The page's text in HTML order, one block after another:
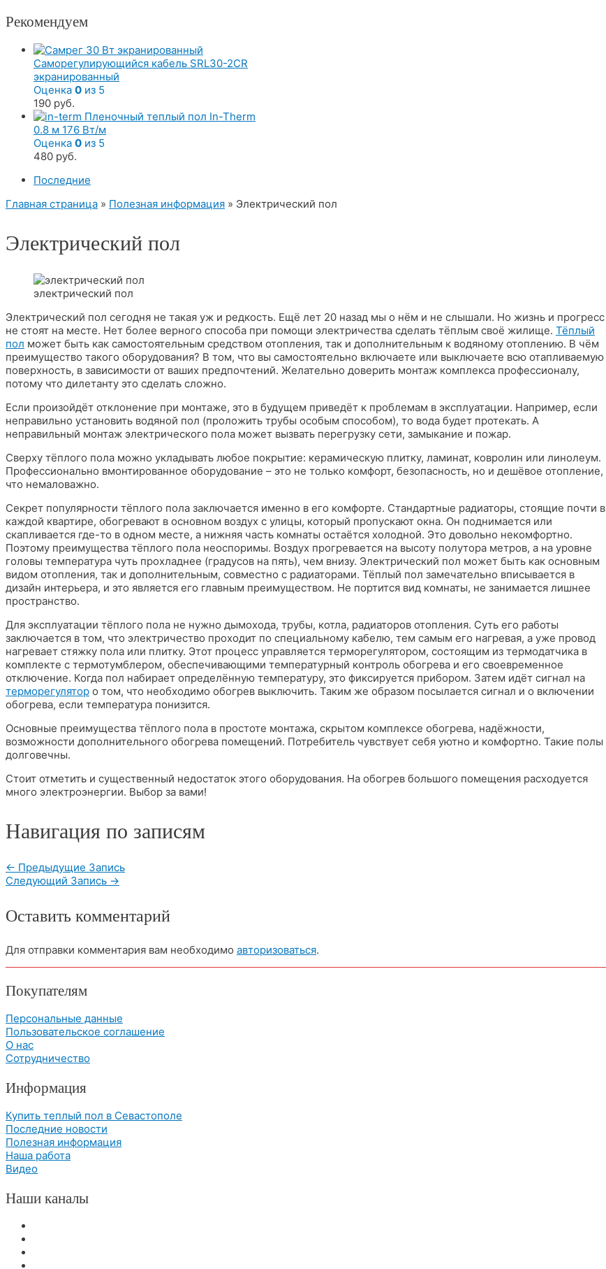
Рекомендуем
Саморегулирующийся кабель SRL30-2CR
экранированный
Оценка 0 из 5
190 руб.
Пленочный теплый пол In-Therm
0.8 м 176 Вт/м
Оценка 0 из 5
480 руб.
Последние
Главная страница » Полезная информация » Электрический пол
Электрический пол
электрический пол
Электрический пол сегодня не такая уж и редкость. Ещё лет 20 назад мы о нём и не слышали. Но жизнь и прогресс
не стоят на месте. Нет более верного способа при помощи электричества сделать тёплым своё жилище. Тёплый
пол может быть как самостоятельным средством отопления, так и дополнительным к водяному отоплению. В чём
преимущество такого оборудования? В том, что вы самостоятельно включаете или выключаете всю отапливаемую
поверхность, в зависимости от ваших предпочтений. Желательно доверить монтаж комплекса профессионалу,
потому что дилетанту это сделать сложно.
Если произойдёт отклонение при монтаже, это в будущем приведёт к проблемам в эксплуатации. Например, если
неправильно установить водяной пол (проложить трубы особым способом), то вода будет протекать. А
неправильный монтаж электрического пола может вызвать перегрузку сети, замыкание и пожар.
Сверху тёплого пола можно укладывать любое покрытие: керамическую плитку, ламинат, ковролин или линолеум.
Профессионально вмонтированное оборудование – это не только комфорт, безопасность, но и дешёвое отопление,
что немаловажно.
Секрет популярности тёплого пола заключается именно в его комфорте. Стандартные радиаторы, стоящие почти в
каждой квартире, обогревают в основном воздух с улицы, который пропускают окна. Он поднимается или
скапливается где-то в одном месте, а нижняя часть комнаты остаётся холодной. Это довольно некомфортно.
Поэтому преимущества тёплого пола неоспоримы. Воздух прогревается на высоту полутора метров, а на уровне
головы температура чуть прохладнее (градусов на пять), чем внизу. Электрический пол может быть как основным
видом отопления, так и дополнительным, совместно с радиаторами. Тёплый пол замечательно вписывается в
дизайн интерьера, и это является его главным преимуществом. Не портится вид комнаты, не занимается лишнее
пространство.
Для эксплуатации тёплого пола не нужно дымохода, трубы, котла, радиаторов отопления. Суть его работы
заключается в том, что электричество проходит по специальному кабелю, тем самым его нагревая, а уже провод
нагревает стяжку пола или плитку. Этот процесс управляется терморегулятором, состоящим из термодатчика в
комплекте с термотумблером, обеспечивающими температурный контроль обогрева и его своевременное
отключение. Когда пол набирает определённую температуру, это фиксируется прибором. Затем идёт сигнал на
терморегулятор о том, что необходимо обогрев выключить. Таким же образом посылается сигнал и о включении
обогрева, если температура понизится.
Основные преимущества тёплого пола в простоте монтажа, скрытом комплексе обогрева, надёжности,
возможности дополнительного обогрева помещений. Потребитель чувствует себя уютно и комфортно. Такие полы
долговечны.
Стоит отметить и существенный недостаток этого оборудования. На обогрев большого помещения расходуется
много электроэнергии. Выбор за вами!
Навигация по записям
← Предыдущие Запись
Следующий Запись →
Оставить комментарий
Для отправки комментария вам необходимо авторизоваться.
Покупателям
Персональные данные
Пользовательское соглашение
О нас
Сотрудничество
Информация
Купить теплый пол в Севастополе
Последние новости
Полезная информация
Наша работа
Видео
Наши каналы